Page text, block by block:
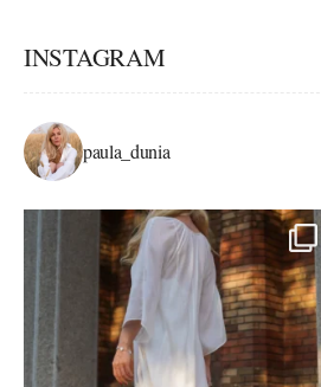
INSTAGRAM
paula_dunia